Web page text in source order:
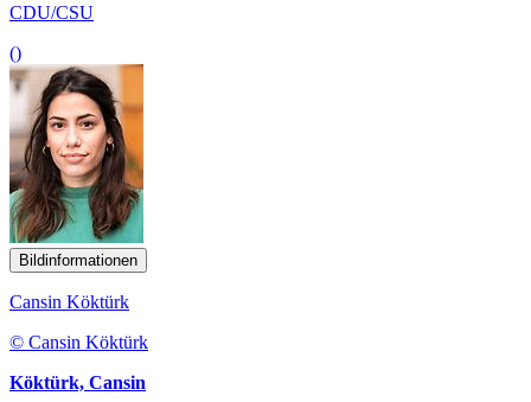
CDU/CSU
()
Bildinformationen
Cansin Köktürk
© Cansin Köktürk
Köktürk, Cansin